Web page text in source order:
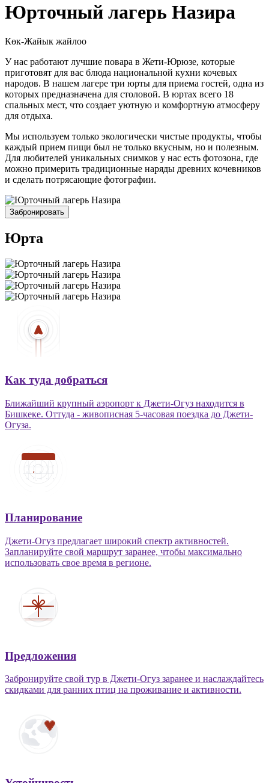
Юрточный лагерь Назира
Көк-Жайык жайлоо
У нас работают лучшие повара в Жети-Юрюзе, которые
приготовят для вас блюда национальной кухни кочевых
народов. В нашем лагере три юрты для приема гостей, одна из
которых предназначена для столовой. В юртах всего 18
спальных мест, что создает уютную и комфортную атмосферу
для отдыха.
Мы используем только экологически чистые продукты, чтобы
каждый прием пищи был не только вкусным, но и полезным.
Для любителей уникальных снимков у нас есть фотозона, где
можно примерить традиционные наряды древних кочевников
и сделать потрясающие фотографии.
Забронировать
Юрта
Как туда добраться
Ближайший крупный аэропорт к Джети-Огуз находится в
Бишкеке. Оттуда - живописная 5-часовая поездка до Джети-
Огуза.
Планирование
Джети-Огуз предлагает широкий спектр активностей.
Запланируйте свой маршрут заранее, чтобы максимально
использовать свое время в регионе.
Предложения
Забронируйте свой тур в Джети-Огуз заранее и наслаждайтесь
скидками для ранних птиц на проживание и активности.